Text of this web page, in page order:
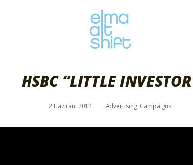
HSBC “LITTLE
2 Haziran, 2012 Advertising, Campaigns